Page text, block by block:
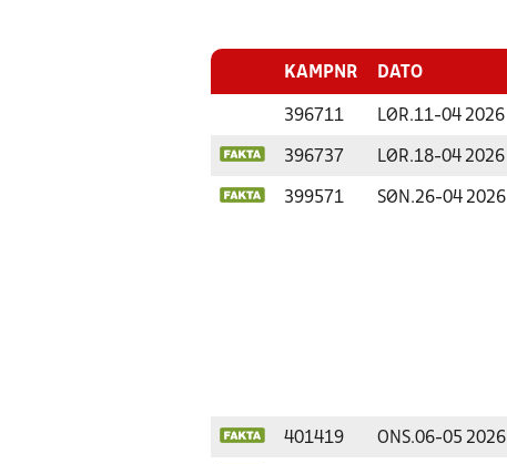
KAMPNR DATO
396711 LØR.11-04 2026
396737 LØR.18-04 2026
399571 SØN.26-04 2026
401419 ONS.06-05 2026